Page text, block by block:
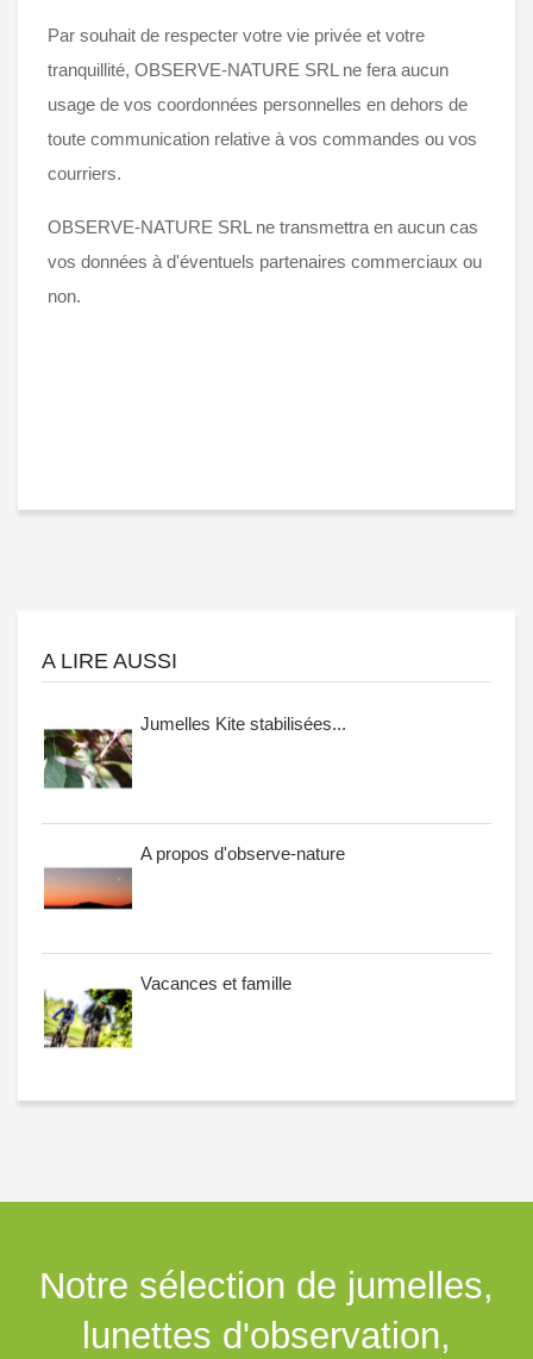
A LIRE AUSSI
Jumelles Kite stabilisées...
A propos d'observe-nature
Vacances et famille
Par souhait de respecter votre vie privée et votre
tranquillité, OBSERVE-NATURE SRL ne fera aucun
usage de vos coordonnées personnelles en dehors de
toute communication relative à vos commandes ou vos
courriers.
OBSERVE-NATURE SRL ne transmettra en aucun cas
vos données à d'éventuels partenaires commerciaux ou
non.
Notre sélection de jumelles,
lunettes d'observation,